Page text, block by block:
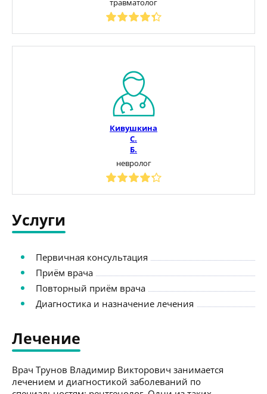
травматолог
Кивушкина
С.
Б.
невролог
Услуги
Первичная консультация
Приём врача
Повторный приём врача
Диагностика и назначение лечения
Лечение
Врач Трунов Владимир Викторович занимается
лечением и диагностикой заболеваний по